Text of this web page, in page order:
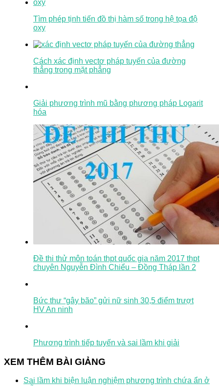
Tìm phép tịnh tiến đồ thị hàm số trong hệ tọa độ
oxy
Cách xác định vectơ pháp tuyến của đường
thẳng trong mặt phẳng
Giải phương trình mũ bằng phương pháp Logarit
hóa
Đề thi thử môn toán thpt quốc gia năm 2017 thpt
chuyên Nguyễn Đình Chiểu – Đồng Tháp lần 2
Bức thư “gây bão” gửi nữ sinh 30,5 điểm trượt
HV An ninh
Phương trình tiếp tuyến và sai lầm khi giải
XEM THÊM BÀI GIẢNG
Sai lầm khi biện luận nghiệm phương trình chứa ẩn ở